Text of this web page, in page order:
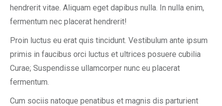
hendrerit vitae. Aliquam eget dapibus nulla. In nulla enim,
fermentum nec placerat hendrerit!
Proin luctus eu erat quis tincidunt. Vestibulum ante ipsum
primis in faucibus orci luctus et ultrices posuere cubilia
Curae; Suspendisse ullamcorper nunc eu placerat
fermentum.
Cum sociis natoque penatibus et magnis dis parturient